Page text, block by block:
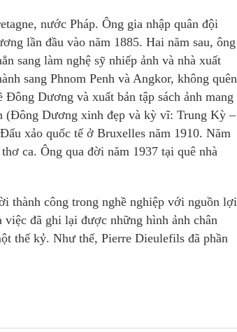
nước Pháp. Ông gia nhập quân đội
lần đầu vào năm 1885. Hai năm sau, ông
sang làm nghệ sỹ nhiếp ảnh và nhà xuất
sang Phnom Penh và Angkor, không quên
Dương và xuất bản tập sách ảnh mang
(Đông Dương xinh đẹp và kỳ vĩ: Trung Kỳ –
xảo quốc tế ở Bruxelles năm 1910. Năm
ca. Ông qua đời năm 1937 tại quê nhà
thành công trong nghề nghiệp với nguồn lợi
đã ghi lại được những hình ảnh chân
thế kỷ. Như thế, Pierre Dieulefils đã phần